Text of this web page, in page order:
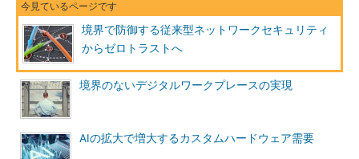
境界で防御する従来型ネットワークセキュリティ
からゼロトラストへ
境界のないデジタルワークプレースの実現
AIの拡大で増大するカスタムハードウェア需要